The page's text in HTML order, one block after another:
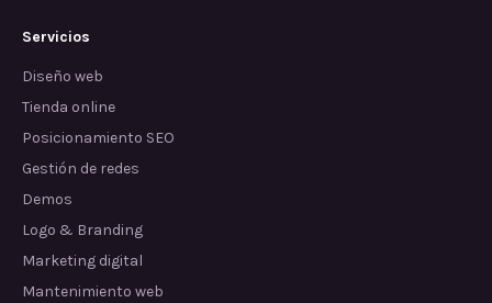
Servicios
Diseño web
Tienda online
Posicionamiento SEO
Gestión de redes
Demos
Logo & Branding
Marketing digital
Mantenimiento web